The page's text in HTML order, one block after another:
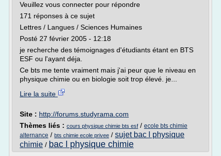
Veuillez vous connecter pour répondre
171 réponses à ce sujet
Lettres / Langues / Sciences Humaines
Posté 27 février 2005 - 12:18
je recherche des témoignages d'étudiants étant en BTS
ESF ou l'ayant déja.
Ce bts me tente vraiment mais j'ai peur que le niveau en
physique chimie ou en biologie soit trop élevé. je...
Lire la suite
Site : http://forums.studyrama.com
Thèmes liés : cours physique chimie bts esf / ecole bts chimie
alternance / bts chimie ecole privee / sujet bac l physique
chimie / bac l physique chimie